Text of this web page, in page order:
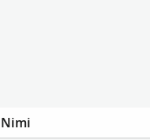
Nimi